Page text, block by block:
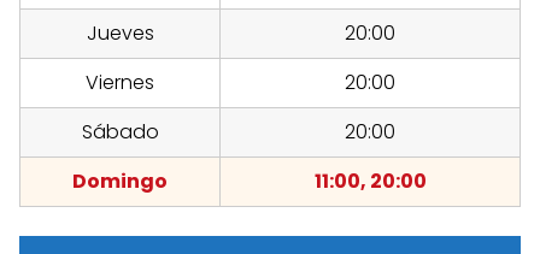
Jueves
20:00
Viernes
20:00
Sábado
20:00
Domingo
11:00, 20:00